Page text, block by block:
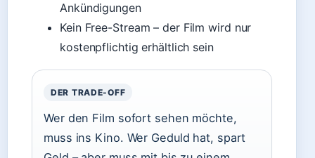
Ankündigungen
Kein Free-Stream – der Film wird nur
kostenpflichtig erhältlich sein
DER TRADE-OFF
Wer den Film sofort sehen möchte,
muss ins Kino. Wer Geduld hat, spart